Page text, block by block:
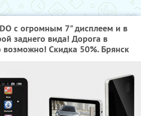
с огромным 7" дисплеем и в
заднего вида! Дорога в
возможно! Скидка 50%. Брянск